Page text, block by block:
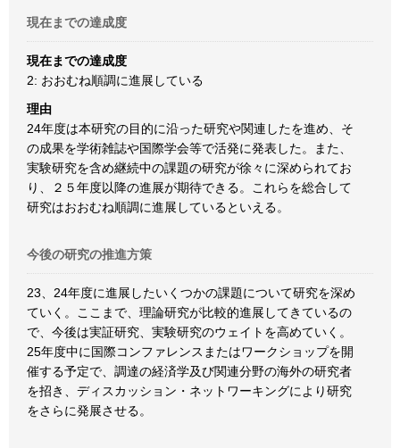
現在までの達成度
現在までの達成度
2: おおむね順調に進展している
理由
24年度は本研究の目的に沿った研究や関連したを進め、そ
の成果を学術雑誌や国際学会等で活発に発表した。また、
実験研究を含め継続中の課題の研究が徐々に深められてお
り、２５年度以降の進展が期待できる。これらを総合して
研究はおおむね順調に進展しているといえる。
今後の研究の推進方策
23、24年度に進展したいくつかの課題について研究を深め
ていく。ここまで、理論研究が比較的進展してきているの
で、今後は実証研究、実験研究のウェイトを高めていく。
25年度中に国際コンファレンスまたはワークショップを開
催する予定で、調達の経済学及び関連分野の海外の研究者
を招き、ディスカッション・ネットワーキングにより研究
をさらに発展させる。